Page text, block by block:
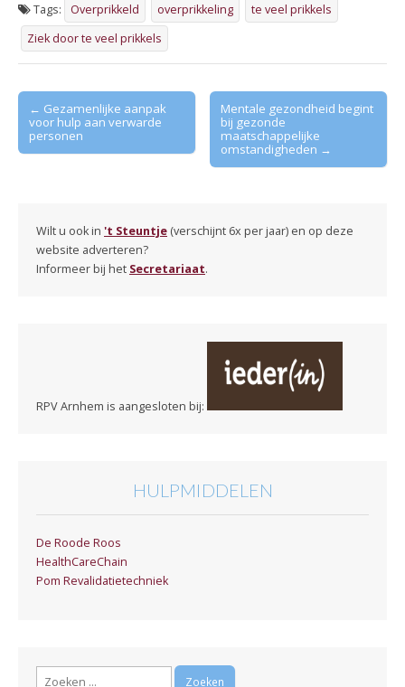
Tags: Overprikkeld overprikkeling
te veel prikkels
Ziek door te veel prikkels
Post
navigation
← Gezamenlijke aanpak
voor hulp aan verwarde
personen
Mentale gezondheid begint
bij gezonde
maatschappelijke
omstandigheden →
Wilt u ook in 't Steuntje (verschijnt 6x per jaar) en op deze
website adverteren?
Informeer bij het Secretariaat.
RPV Arnhem is aangesloten bij:
HULPMIDDELEN
De Roode Roos
HealthCareChain
Pom Revalidatietechniek
Zoeken